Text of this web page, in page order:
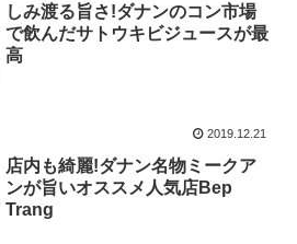
しみ渡る旨さ!ダナンのコン市場
で飲んだサトウキビジュースが最
高
2019.12.21
店内も綺麗!ダナン名物ミークア
ンが旨いオススメ人気店Bep
Trang